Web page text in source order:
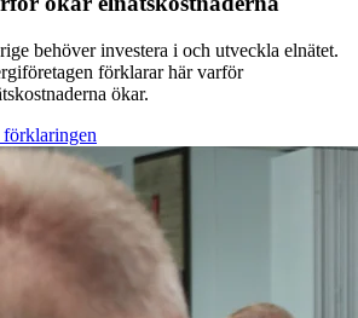
behöver investera i och utveckla elnätet.
förklarar här varför
ökar.
förklaringen